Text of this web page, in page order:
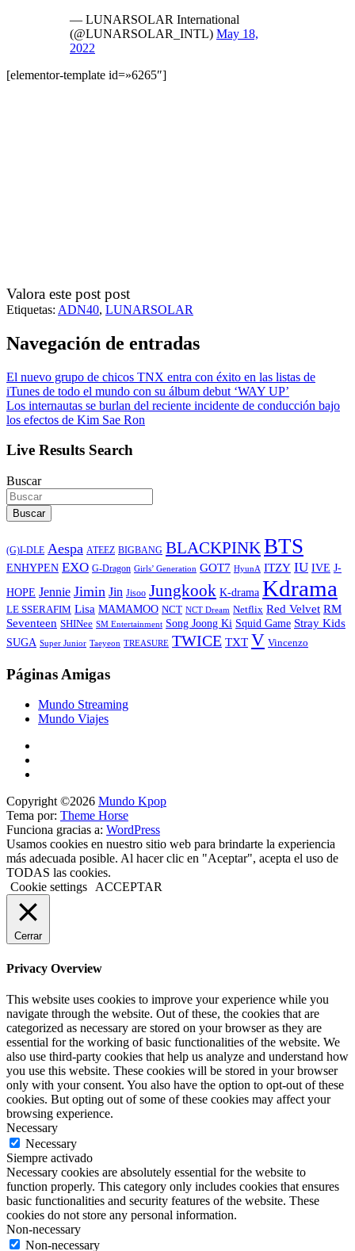
— LUNARSOLAR International
(@LUNARSOLAR_INTL) May 18,
2022
[elementor-template id=»6265″]
Valora este post post
Etiquetas: ADN40, LUNARSOLAR
Navegación de entradas
El nuevo grupo de chicos TNX entra con éxito en las listas de
iTunes de todo el mundo con su álbum debut ‘WAY UP’
Los internautas se burlan del reciente incidente de conducción bajo
los efectos de Kim Sae Ron
Live Results Search
Buscar
Buscar
(G)I-DLE Aespa ATEEZ BIGBANG BLACKPINKBTS
ENHYPEN EXO G-Dragon Girls’ Generation GOT7 HyunA ITZY IU IVE J-
HOPE Jennie Jimin Jin Jisoo Jungkook K-drama Kdrama
LE SSERAFIM Lisa MAMAMOO NCT NCT Dream Netflix Red Velvet RM
Seventeen SHINee SM Entertainment Song Joong Ki Squid Game Stray Kids
SUGA Super Junior Taeyeon TREASURE TWICE TXT V Vincenzo
Páginas Amigas
Mundo Streaming
Mundo Viajes
Copyright ©2026 Mundo Kpop
Tema por: Theme Horse
Funciona gracias a: WordPress
Usamos cookies en nuestro sitio web para brindarte la experiencia
más adecuada posible. Al hacer clic en "Aceptar", acepta el uso de
TODAS las cookies.
Cookie settings
ACCEPTAR
Cerrar
Privacy Overview
This website uses cookies to improve your experience while you
navigate through the website. Out of these, the cookies that are
categorized as necessary are stored on your browser as they are
essential for the working of basic functionalities of the website. We
also use third-party cookies that help us analyze and understand how
you use this website. These cookies will be stored in your browser
only with your consent. You also have the option to opt-out of these
cookies. But opting out of some of these cookies may affect your
browsing experience.
Necessary
Necessary
Siempre activado
Necessary cookies are absolutely essential for the website to
function properly. This category only includes cookies that ensures
basic functionalities and security features of the website. These
cookies do not store any personal information.
Non-necessary
Non-necessary